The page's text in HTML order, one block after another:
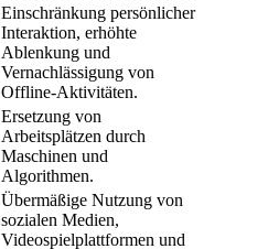
Einschränkung persönlicher
Interaktion, erhöhte
Ablenkung und
Vernachlässigung von
Offline-Aktivitäten.
Ersetzung von
Arbeitsplätzen durch
Maschinen und
Algorithmen.
Übermäßige Nutzung von
sozialen Medien,
Videospielplattformen und